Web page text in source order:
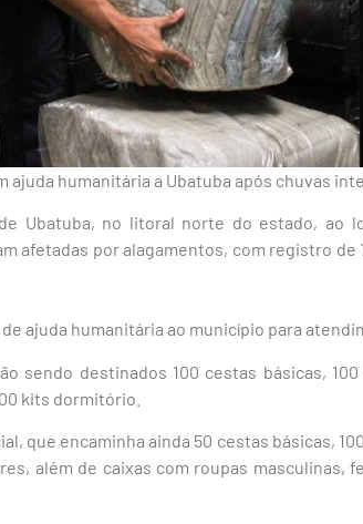
ajuda humanitária a Ubatuba após chuvas
Ubatuba, no litoral norte do estado, ao
afetadas por alagamentos, com registro de
ajuda humanitária ao município para
sendo destinados 100 cestas básicas,
kits dormitório.
que encaminha ainda 50 cestas básicas,
além de caixas com roupas masculinas,